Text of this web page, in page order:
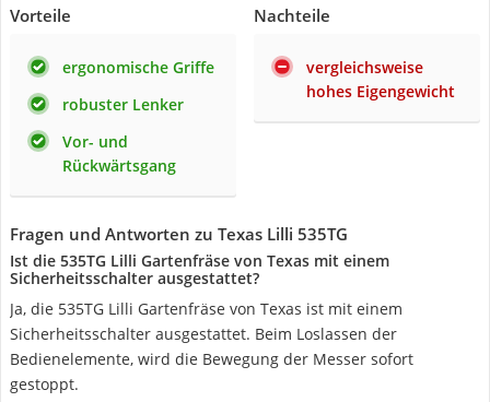
Vorteile
ergonomische Griffe
robuster Lenker
Vor- und
Rückwärtsgang
Nachteile
vergleichsweise
hohes Eigengewicht
Fragen und Antworten zu Texas Lilli 535TG
Ist die 535TG Lilli Gartenfräse von Texas mit einem
Sicherheitsschalter ausgestattet?
Ja, die 535TG Lilli Gartenfräse von Texas ist mit einem
Sicherheitsschalter ausgestattet. Beim Loslassen der
Bedienelemente, wird die Bewegung der Messer sofort
gestoppt.